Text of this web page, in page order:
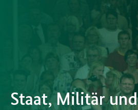
Staat, Militär und